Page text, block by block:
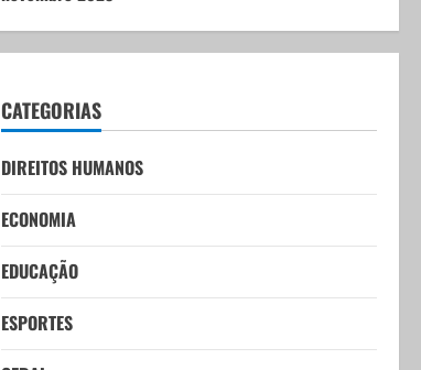
CATEGORIAS
DIREITOS HUMANOS
ECONOMIA
EDUCAÇÃO
ESPORTES